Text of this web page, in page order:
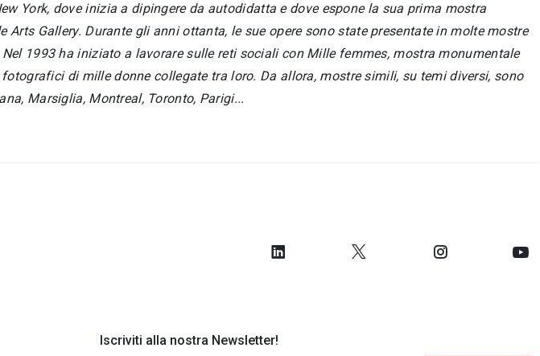
York, dove inizia a dipingere da autodidatta e dove espone la sua prima mostra
Arts Gallery. Durante gli anni ottanta, le sue opere sono state presentate in molte mostre
1993 ha iniziato a lavorare sulle reti sociali con Mille femmes, mostra monumentale
di mille donne collegate tra loro. Da allora, mostre simili, su temi diversi, sono
Marsiglia, Montreal, Toronto, Parigi...
Iscriviti alla nostra Newsletter!